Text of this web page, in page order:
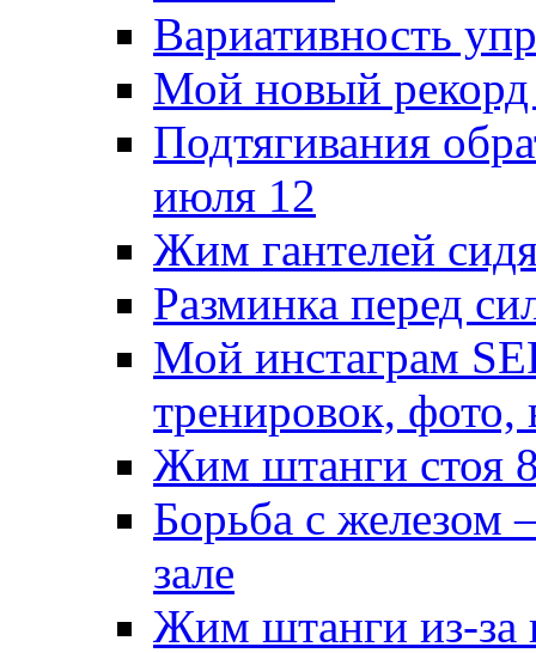
Вариативность
Мой новый рекорд
Подтягивания
июля 12
Жим гантелей
Разминка перед
Мой инстаграм
тренировок, фото,
Жим штанги стоя
Борьба с железом
зале
Жим штанги из-за